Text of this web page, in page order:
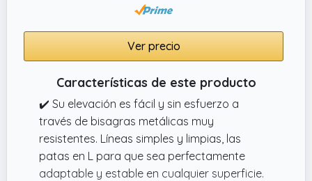
Ver precio
Características de este producto
✔️ Su elevación es fácil y sin esfuerzo a
través de bisagras metálicas muy
resistentes. Líneas simples y limpias, las
patas en L para que sea perfectamente
adaptable y estable en cualquier superficie.